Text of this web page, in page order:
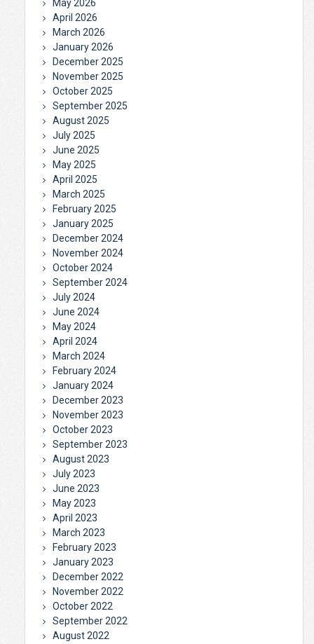
May 2026
April 2026
March 2026
January 2026
December 2025
November 2025
October 2025
September 2025
August 2025
July 2025
June 2025
May 2025
April 2025
March 2025
February 2025
January 2025
December 2024
November 2024
October 2024
September 2024
July 2024
June 2024
May 2024
April 2024
March 2024
February 2024
January 2024
December 2023
November 2023
October 2023
September 2023
August 2023
July 2023
June 2023
May 2023
April 2023
March 2023
February 2023
January 2023
December 2022
November 2022
October 2022
September 2022
August 2022